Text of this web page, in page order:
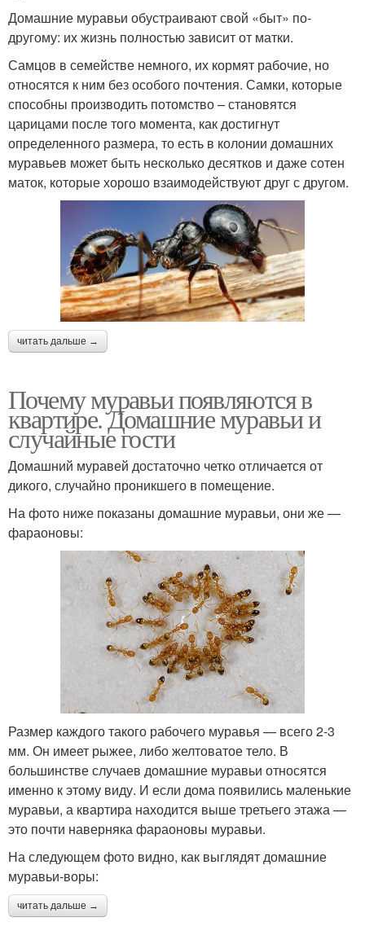
Домашние муравьи обустраивают свой «быт» по-
другому: их жизнь полностью зависит от матки.
Самцов в семействе немного, их кормят рабочие, но
относятся к ним без особого почтения. Самки, которые
способны производить потомство – становятся
царицами после того момента, как достигнут
определенного размера, то есть в колонии домашних
муравьев может быть несколько десятков и даже сотен
маток, которые хорошо взаимодействуют друг с другом.
читать дальше →
Почему муравьи появляются в
квартире. Домашние муравьи и
случайные гости
Домашний муравей достаточно четко отличается от
дикого, случайно проникшего в помещение.
На фото ниже показаны домашние муравьи, они же —
фараоновы:
Размер каждого такого рабочего муравья — всего 2-3
мм. Он имеет рыжее, либо желтоватое тело. В
большинстве случаев домашние муравьи относятся
именно к этому виду. И если дома появились маленькие
муравьи, а квартира находится выше третьего этажа —
это почти наверняка фараоновы муравьи.
На следующем фото видно, как выглядят домашние
муравьи-воры:
читать дальше →